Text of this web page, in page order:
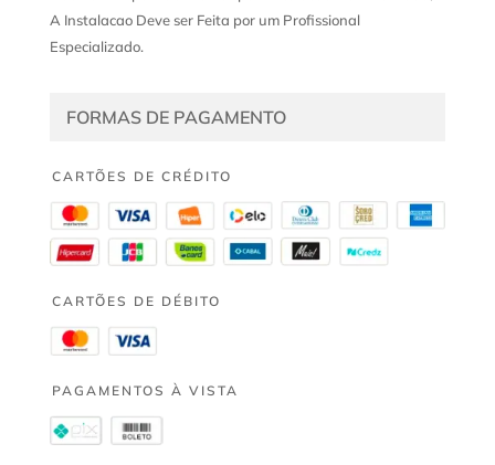
A Instalacao Deve ser Feita por um Profissional
Especializado.
FORMAS DE PAGAMENTO
CARTÕES DE CRÉDITO
CARTÕES DE DÉBITO
PAGAMENTOS À VISTA